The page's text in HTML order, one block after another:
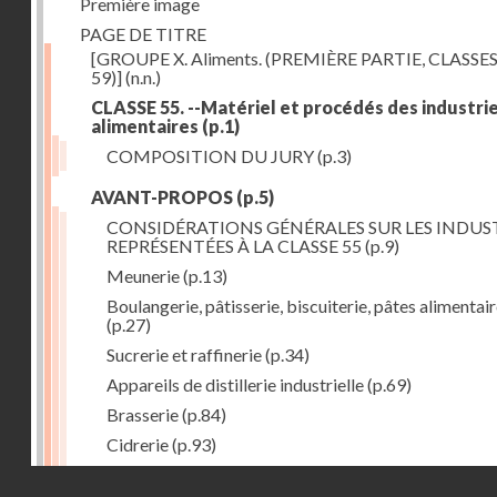
PAGE DE TITRE
[GROUPE X. Aliments. (PREMIÈRE PARTIE,
59)](n.n.)
CLASSE 55. --Matériel et procédés des
alimentaires (p.1)
COMPOSITION DU JURY(p.3)
AVANT-PROPOS (p.5)
CONSIDÉRATIONS GÉNÉRALES SUR LES
REPRÉSENTÉES À LA CLASSE 55 (p.9)
Meunerie(p.13)
Boulangerie, pâtisserie, biscuiterie, pâtes
(p.27)
Sucrerie et raffinerie(p.34)
Appareils de distillerie industrielle(p.69)
Brasserie(p.84)
Cidrerie(p.93)